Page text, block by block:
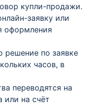
купли-продажи.
заявку или
оформления
по заявке
часов, в
переводятся на
или на счёт